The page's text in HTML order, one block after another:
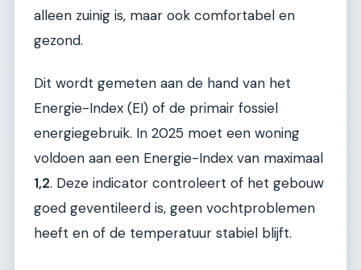
alleen zuinig is, maar ook comfortabel en
gezond.
Dit wordt gemeten aan de hand van het
Energie-Index (EI) of de primair fossiel
energiegebruik. In 2025 moet een woning
voldoen aan een Energie-Index van maximaal
1,2. Deze indicator controleert of het gebouw
goed geventileerd is, geen vochtproblemen
heeft en of de temperatuur stabiel blijft.